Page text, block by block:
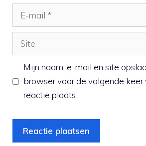
mail
Site
Mijn naam, e-mail en site
browser voor de volgende keer
reactie plaats.